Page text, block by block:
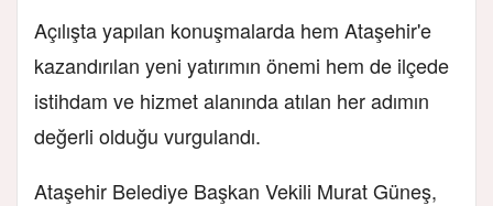
Açılışta yapılan konuşmalarda hem Ataşehir'e
kazandırılan yeni yatırımın önemi hem de ilçede
istihdam ve hizmet alanında atılan her adımın
değerli olduğu vurgulandı.
Ataşehir Belediye Başkan Vekili Murat Güneş,